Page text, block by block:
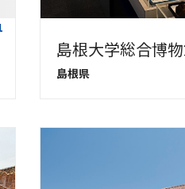
島根大学総合博
島根県